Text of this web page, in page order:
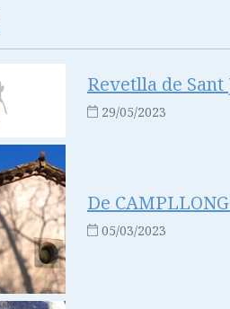
Revetlla de Sant
29/05/2023
De
05/03/2023